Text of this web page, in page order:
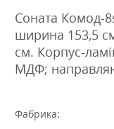
Соната Комод-
ширина 153,5
см. Корпус-
МДФ;
Фабрика: